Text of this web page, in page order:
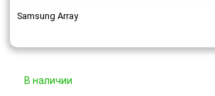
Samsung Array
В наличии